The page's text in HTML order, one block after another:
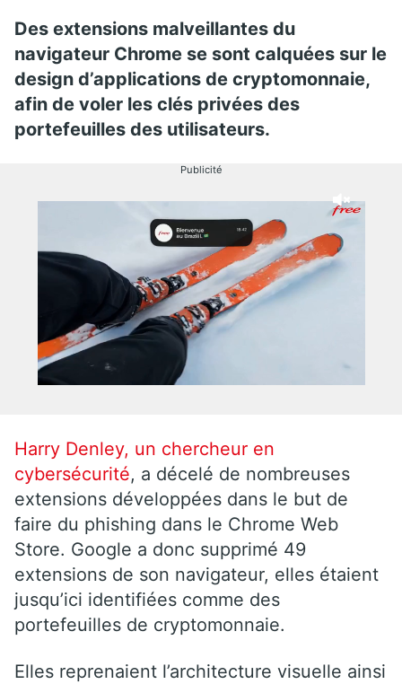
Des extensions malveillantes du
navigateur Chrome se sont calquées sur le
design d’applications de cryptomonnaie,
afin de voler les clés privées des
portefeuilles des utilisateurs.
Publicité
Harry Denley, un chercheur en
cybersécurité, a décelé de nombreuses
extensions développées dans le but de
faire du phishing dans le Chrome Web
Store. Google a donc supprimé 49
extensions de son navigateur, elles étaient
jusqu’ici identifiées comme des
portefeuilles de cryptomonnaie.
Elles reprenaient l’architecture visuelle ainsi